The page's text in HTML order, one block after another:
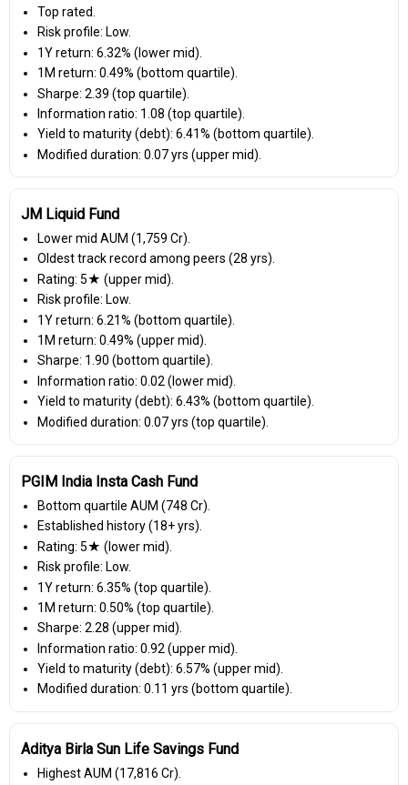
Top rated.
Risk profile: Low.
1Y return: 6.32% (lower mid).
1M return: 0.49% (bottom quartile).
Sharpe: 2.39 (top quartile).
Information ratio: 1.08 (top quartile).
Yield to maturity (debt): 6.41% (bottom quartile).
Modified duration: 0.07 yrs (upper mid).
JM Liquid Fund
Lower mid AUM (₹1,759 Cr).
Oldest track record among peers (28 yrs).
Rating: 5★ (upper mid).
Risk profile: Low.
1Y return: 6.21% (bottom quartile).
1M return: 0.49% (upper mid).
Sharpe: 1.90 (bottom quartile).
Information ratio: 0.02 (lower mid).
Yield to maturity (debt): 6.43% (bottom quartile).
Modified duration: 0.07 yrs (top quartile).
PGIM India Insta Cash Fund
Bottom quartile AUM (₹748 Cr).
Established history (18+ yrs).
Rating: 5★ (lower mid).
Risk profile: Low.
1Y return: 6.35% (top quartile).
1M return: 0.50% (top quartile).
Sharpe: 2.28 (upper mid).
Information ratio: 0.92 (upper mid).
Yield to maturity (debt): 6.57% (upper mid).
Modified duration: 0.11 yrs (bottom quartile).
Aditya Birla Sun Life Savings Fund
Highest AUM (₹17,816 Cr).